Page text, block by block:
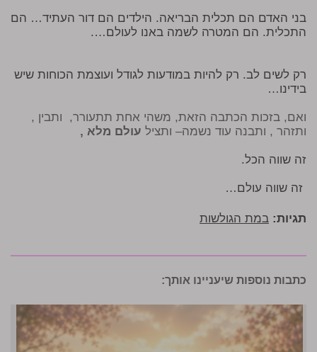
בני האדם הם תכלית הבריאה. הילדים הם דור העתיד… הם
התכלית. הם המטרה לשמה באנו לעולם….
רק לשים לב. רק להיות במודעות לגודל ועוצמת הכוחות שיש
בידינו…
ואם, בזכות הכתבה הזאת, משהי אחת תתעורר, ותבין ,
ותזהר , ותבנה עוד נשמה– ותציל עולם מלא ,
זה שווה הכל.
זה שווה עולם…
תגיות: במת הגולשות
כתבות נוספות שיעניינו אותך: